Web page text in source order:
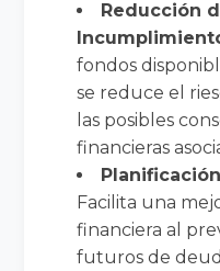
Reducción
fondos
se reduce el
las posibles
financieras
Facilita una
financiera al
futuros de